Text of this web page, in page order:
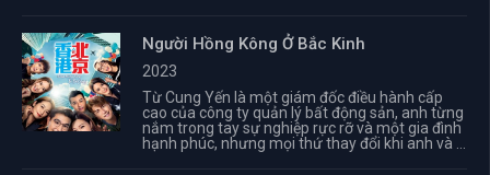
Người Hồng Kông Ở Bắc Kinh
2023
Từ Cung Yến là một giám đốc điều hành cấp
cao của công ty quản lý bất động sản, anh từng
nắm trong tay sự nghiệp rực rỡ và một gia đình
hạnh phúc, nhưng mọi thứ thay đổi khi anh và ...